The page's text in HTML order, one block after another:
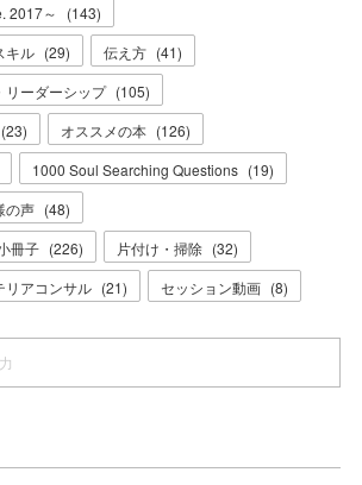
2017～
(143)
キル (29) 伝え方 (41)
リーダーシップ (105)
(23) オススメの本 (126)
1000 Soul Searching Questions (19)
の声 (48)
冊子 (226) 片付け・掃除 (32)
リアコンサル (21) セッション動画 (8)